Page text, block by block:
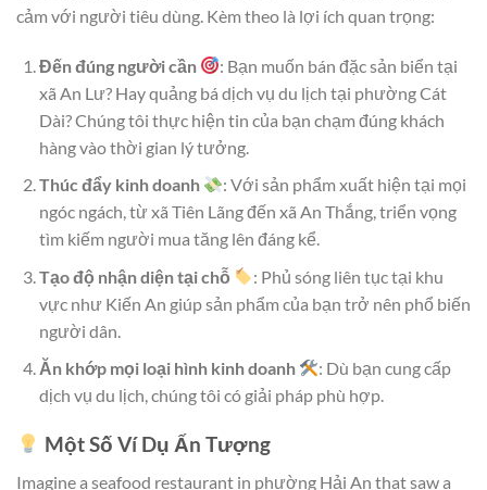
cảm với người tiêu dùng. Kèm theo là lợi ích quan trọng:
Đến đúng người cần
: Bạn muốn bán đặc sản biển tại
xã An Lư? Hay quảng bá dịch vụ du lịch tại phường Cát
Dài? Chúng tôi thực hiện tin của bạn chạm đúng khách
hàng vào thời gian lý tưởng.
Thúc đẩy kinh doanh
: Với sản phẩm xuất hiện tại mọi
ngóc ngách, từ xã Tiên Lãng đến xã An Thắng, triển vọng
tìm kiếm người mua tăng lên đáng kể.
Tạo độ nhận diện tại chỗ
: Phủ sóng liên tục tại khu
vực như Kiến An giúp sản phẩm của bạn trở nên phổ biến
người dân.
Ăn khớp mọi loại hình kinh doanh
: Dù bạn cung cấp
dịch vụ du lịch, chúng tôi có giải pháp phù hợp.
Một Số Ví Dụ Ấn Tượng
Imagine a seafood restaurant in phường Hải An that saw a